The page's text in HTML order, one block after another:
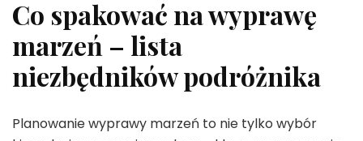
Co spakować na wyprawę
marzeń – lista
niezbędników podróżnika
Planowanie wyprawy marzeń to nie tylko wybór